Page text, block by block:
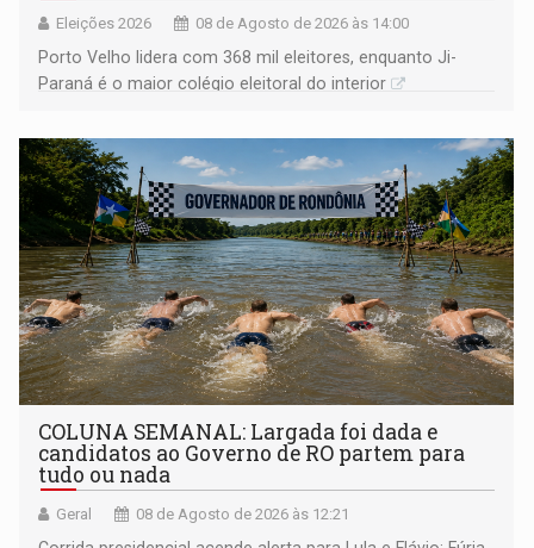
Eleições 2026 08 de Agosto de 2026 às 14:00
Porto Velho lidera com 368 mil eleitores, enquanto Ji-
Paraná é o maior colégio eleitoral do interior
COLUNA SEMANAL: Largada foi dada e
candidatos ao Governo de RO partem para
tudo ou nada
Geral 08 de Agosto de 2026 às 12:21